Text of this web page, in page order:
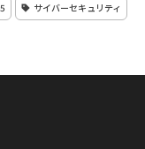
サイバーセキュリティ